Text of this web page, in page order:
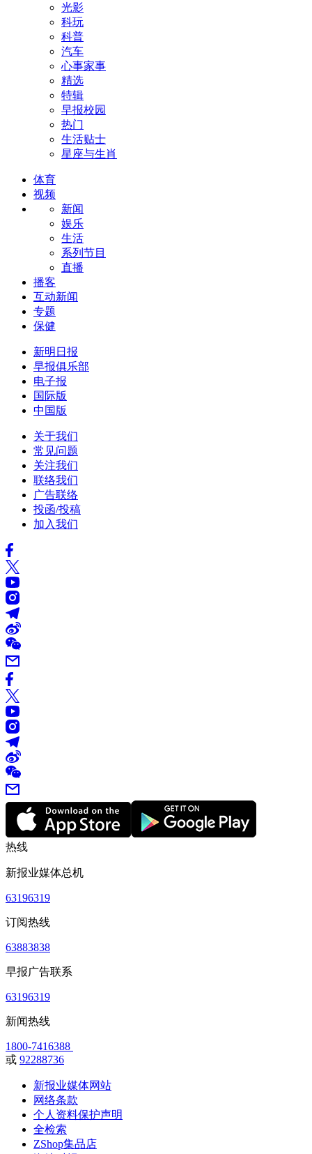
光影
科玩
科普
汽车
心事家事
精选
特辑
早报校园
热门
生活贴士
星座与生肖
体育
视频
新闻
娱乐
生活
系列节目
直播
播客
互动新闻
专题
保健
新明日报
早报俱乐部
电子报
国际版
中国版
关于我们
常见问题
关注我们
联络我们
广告联络
投函/投稿
加入我们
热线
新报业媒体总机
63196319
订阅热线
63883838
早报广告联系
63196319
新闻热线
1800-7416388
或 92288736
新报业媒体网站
网络条款
个人资料保护声明
全检索
ZShop集品店